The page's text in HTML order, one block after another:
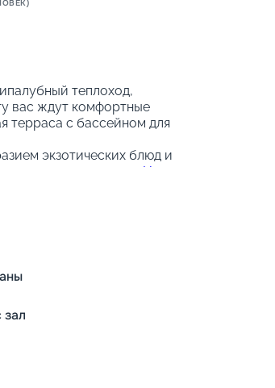
теплоход,
вас ждут комфортные
терраса с бассейном для
экзотических блюд и
ваше путешествие
по Нилу
телевидение, чтобы
проходит в главном